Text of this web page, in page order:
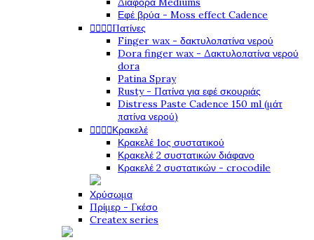
Εφέ βρύα - Moss effect Cadence
Πατίνες
Finger wax - δακτυλοπατίνα νερού
Dora finger wax - Δακτυλοπατίνα νερού
dora
Patina Spray
Rusty - Πατίνα για εφέ σκουριάς
Distress Paste Cadence 150 ml (μάτ
πατίνα νερού)
Κρακελέ
Κρακελέ 1ος συστατικού
Κρακελέ 2 συστατικών διάφανο
Κρακελέ 2 συστατικών - crocodile
Χρύσωμα
Πρίμερ - Γκέσο
Createx series